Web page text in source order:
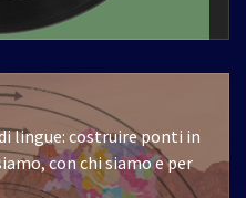
lingue: costruire ponti in
con chi siamo e per